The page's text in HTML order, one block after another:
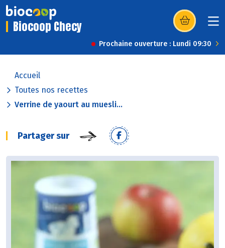
Biocoop Checy (s’ouvre dans
Prochaine ouverture : Lundi 09:30
Accueil
Toutes nos recettes
Verrine de yaourt au muesli...
Partager sur